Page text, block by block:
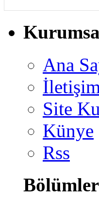
Ana
İletişim
Site
Künye
Rss
Bölümler